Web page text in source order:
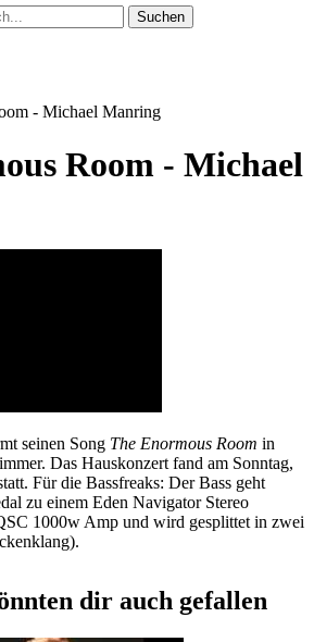
- Michael Manring
Room - Michael
seinen Song The Enormous Room in
Das Hauskonzert fand am Sonntag,
Für die Bassfreaks: Der Bass geht
zu einem Eden Navigator Stereo
1000w Amp und wird gesplittet in zwei
dir auch gefallen